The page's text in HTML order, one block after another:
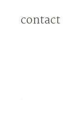
contact